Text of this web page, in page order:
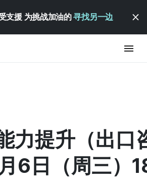
支援 为挑战加油的寻找另一边
力提升（出口
6日（周三）